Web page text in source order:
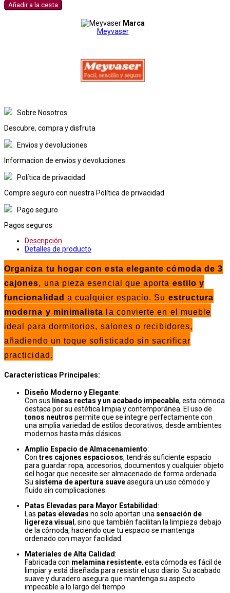
Añadir a la cesta
Marca
Meyvaser
Sobre Nosotros
Descubre, compra y disfruta
Envios y devoluciones
Informacion de envios y devoluciones
Política de privacidad
Compre seguro con nuestra Política de privacidad
Pago seguro
Pagos seguros
Descripción
Detalles de producto
Organiza tu hogar con esta elegante cómoda de 3
cajones, una pieza esencial que aporta estilo y
funcionalidad a cualquier espacio. Su estructura
moderna y minimalista la convierte en el mueble
ideal para dormitorios, salones o recibidores,
añadiendo un toque sofisticado sin sacrificar
practicidad.
Características Principales:
Diseño Moderno y Elegante:
Con sus líneas rectas y un acabado impecable, esta cómoda
destaca por su estética limpia y contemporánea. El uso de
tonos neutros permite que se integre perfectamente con
una amplia variedad de estilos decorativos, desde ambientes
modernos hasta más clásicos.
Amplio Espacio de Almacenamiento:
Con tres cajones espaciosos, tendrás suficiente espacio
para guardar ropa, accesorios, documentos y cualquier objeto
del hogar que necesite ser almacenado de forma ordenada.
Su sistema de apertura suaveasegura un uso cómodo y
fluido sin complicaciones.
Patas Elevadas para Mayor Estabilidad:
Las patas elevadas no solo aportan una sensación de
ligereza visual , sino que también facilitan la limpieza debajo
de la cómoda, haciendo que tu espacio se mantenga
ordenado con mayor facilidad.
Materiales de Alta Calidad:
Fabricada con melamina resistente, esta cómoda es fácil de
limpiar y está diseñada para resistir el uso diario. Su acabado
suave y duradero asegura que mantenga su aspecto
impecable a lo largo del tiempo.